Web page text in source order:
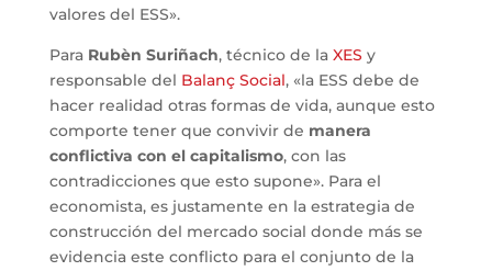
valores del ESS».
Para Rubèn Suriñach, técnico de la XES y
responsable del Balanç Social, «la ESS debe de
hacer realidad otras formas de vida, aunque esto
comporte tener que convivir de manera
conflictiva con el capitalismo, con las
contradicciones que esto supone». Para el
economista, es justamente en la estrategia de
construcción del mercado social donde más se
evidencia este conflicto para el conjunto de la